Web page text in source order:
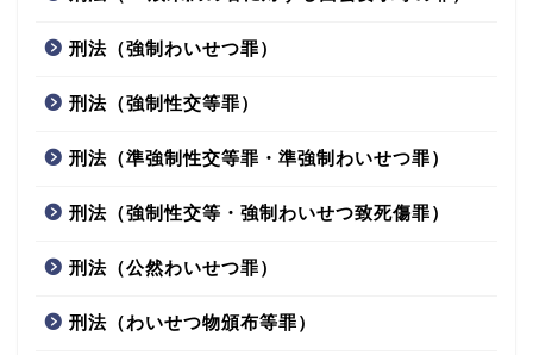
刑法（強制わいせつ罪）
刑法（強制性交等罪）
刑法（準強制性交等罪・準強制わいせつ罪）
刑法（強制性交等・強制わいせつ致死傷罪）
刑法（公然わいせつ罪）
刑法（わいせつ物頒布等罪）